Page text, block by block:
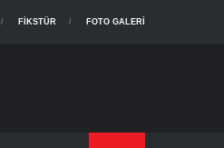
FOTO GALERI
FIKSTÜR